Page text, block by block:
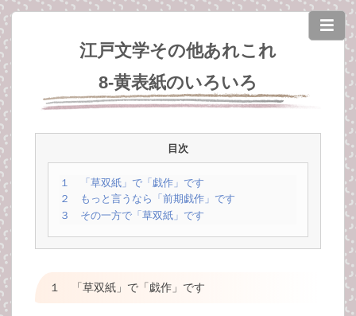
江戸文学その他あれこれ
8-黄表紙のいろいろ
目次
１ 「草双紙」で「戯作」です
２ もっと言うなら「前期戯作」です
３ その一方で「草双紙」です
１ 「草双紙」で「戯作」です